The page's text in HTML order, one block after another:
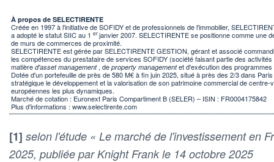
À propos de SELECTIRENTE
Créée en 1997 à l'initiative de SOFIDY et de professionnels de l'immobilier,
a adopté le statut SIIC au 1 erjanvier 2007. SELECTIRENTE se positionne comme une
de murs de commerces de proximité.
SELECTIRENTE est gérée par SELECTIRENTE GESTION, gérant et associé
les compétences du prestataire de services SOFIDY (société faisant partie des
matière d'asset management , de property managementet d'exécution des
Dotée d'un portefeuille de près de 580 M€ à fin juin 2025, situé à près des 2/3 dans
stratégique le développement et la valorisation de son patrimoine commercial de
européennes les plus dynamiques.
Marché de cotation : Euronext Paris Compartiment B (SELER) – ISIN : FR0004175842
Plus d'informations : www.selectirente.com
[1] selon l'étude « Le marché de l'investissement en
2025, publiée par Knight Frank le 14 octobre 2025